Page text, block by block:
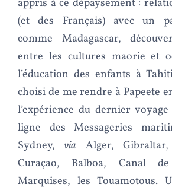
appris à ce dépaysement :
(et des Français) avec un
comme Madagascar,
entre les cultures maorie et
l’éducation des enfants à
choisi de me rendre à Papeete
l’expérience du dernier
ligne des Messageries
Sydney,via Alger, Gibraltar,
Curaçao, Balboa, Canal
Marquises, les Touamotous.